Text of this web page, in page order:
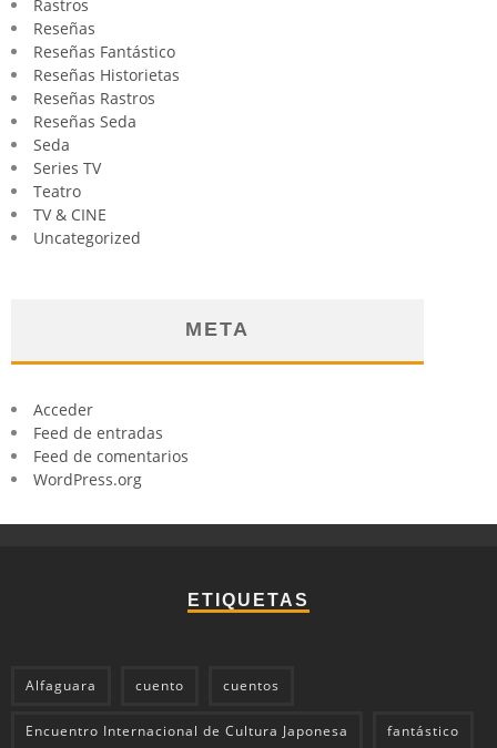
Rastros
Reseñas
Reseñas Fantástico
Reseñas Historietas
Reseñas Rastros
Reseñas Seda
Seda
Series TV
Teatro
TV & CINE
Uncategorized
META
Acceder
Feed de entradas
Feed de comentarios
WordPress.org
ETIQUETAS
Alfaguara cuento cuentos
Encuentro Internacional de Cultura Japonesa fantástico